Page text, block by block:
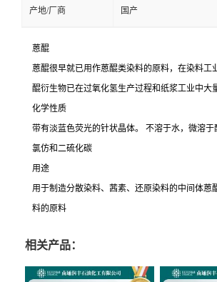
产地/厂商 国产
蒽醌
蒽醌很早就已用作蒽醌类染料的原料，在染料工
醌衍生物已在过氧化氢生产过程和纸浆工业中大
化学性质
带有淡蓝色荧光的针状晶体。 不溶于水，微溶于
氯仿和二硫化碳
用途
用于制造分散染料、茜素、还原染料的中间体蒽
料的原料
相关产品：